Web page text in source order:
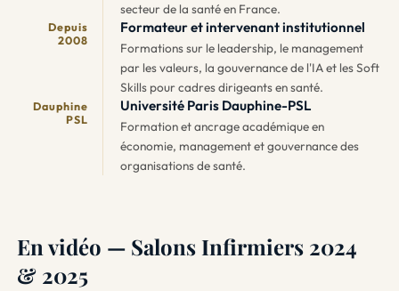
secteur de la santé en France.
Depuis
2008
Formateur et intervenant institutionnel
Formations sur le leadership, le management
par les valeurs, la gouvernance de l'IA et les Soft
Skills pour cadres dirigeants en santé.
Dauphine
PSL
Université Paris Dauphine-PSL
Formation et ancrage académique en
économie, management et gouvernance des
organisations de santé.
En vidéo — Salons Infirmiers 2024
& 2025